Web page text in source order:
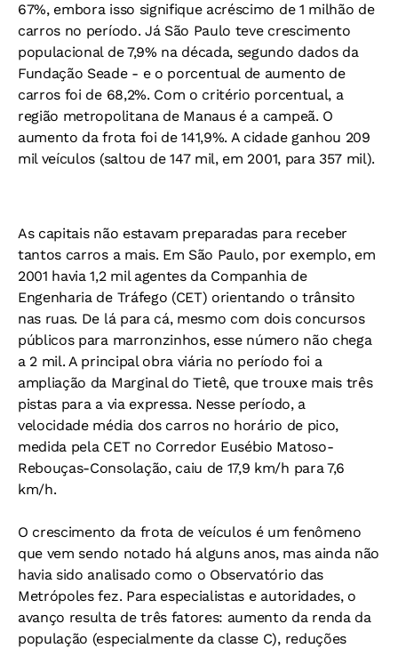
67%, embora isso signifique acréscimo de 1 milhão de
carros no período. Já São Paulo teve crescimento
populacional de 7,9% na década, segundo dados da
Fundação Seade - e o porcentual de aumento de
carros foi de 68,2%. Com o critério porcentual, a
região metropolitana de Manaus é a campeã. O
aumento da frota foi de 141,9%. A cidade ganhou 209
mil veículos (saltou de 147 mil, em 2001, para 357 mil).
As capitais não estavam preparadas para receber
tantos carros a mais. Em São Paulo, por exemplo, em
2001 havia 1,2 mil agentes da Companhia de
Engenharia de Tráfego (CET) orientando o trânsito
nas ruas. De lá para cá, mesmo com dois concursos
públicos para marronzinhos, esse número não chega
a 2 mil. A principal obra viária no período foi a
ampliação da Marginal do Tietê, que trouxe mais três
pistas para a via expressa. Nesse período, a
velocidade média dos carros no horário de pico,
medida pela CET no Corredor Eusébio Matoso-
Rebouças-Consolação, caiu de 17,9 km/h para 7,6
km/h.
O crescimento da frota de veículos é um fenômeno
que vem sendo notado há alguns anos, mas ainda não
havia sido analisado como o Observatório das
Metrópoles fez. Para especialistas e autoridades, o
avanço resulta de três fatores: aumento da renda da
população (especialmente da classe C), reduções